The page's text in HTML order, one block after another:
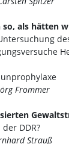
als hätten
Frommer
DDR?
Strauß